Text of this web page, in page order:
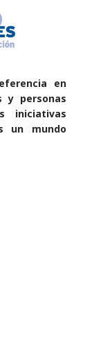
en
y personas
iniciativas
un mundo